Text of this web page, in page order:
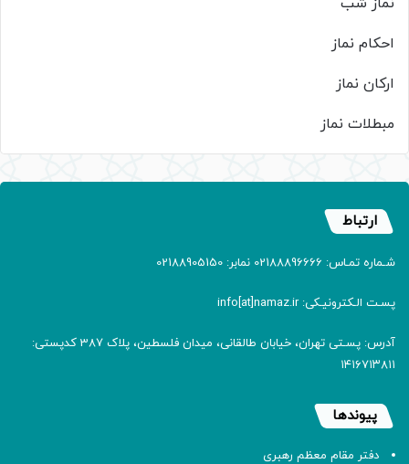
احکام نماز
ارکان نماز
مبطلات نماز
ارتباط
شـماره تمـاس: 02188896666 نمابر: 02188905150
پسـت الـکترونیـکی: info[at]namaz.ir
آدرس: پسـتی تهران، خیابان طالقانی، میدان فلسطین، پلاک 387 کدپستی:
۱۴۱۶۷۱۳۸۱۱
پیوندها
دفتر مقام معظم رهبری